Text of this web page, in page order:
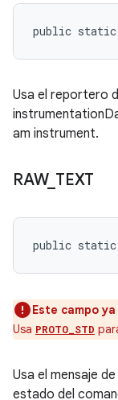
public
Usa el reportero
am instrument.
RAW_ TEXT
public
Este campo
Usa PROTO_STD
Usa el mensaje
estado del